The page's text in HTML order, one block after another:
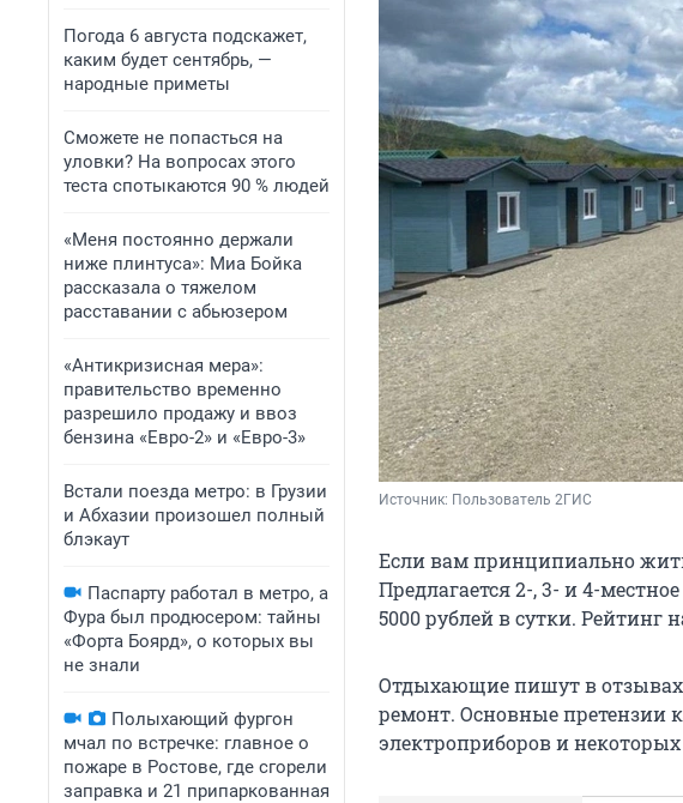
Погода 6 августа подскажет,
каким будет сентябрь, —
народные приметы
Сможете не попасться на
уловки? На вопросах этого
теста спотыкаются 90 % людей
«Меня постоянно держали
ниже плинтуса»: Миа Бойка
рассказала о тяжелом
расставании с абьюзером
«Антикризисная мера»:
правительство временно
разрешило продажу и ввоз
бензина «Евро-2» и «Евро-3»
Встали поезда метро: в Грузии
и Абхазии произошел полный
блэкаут
Паспарту работал в метро, а
Фура был продюсером: тайны
«Форта Боярд», о которых вы
не знали
Полыхающий фургон
мчал по встречке: главное о
пожаре в Ростове, где сгорели
заправка и 21 припаркованная
Источник: Пользователь 2ГИС
Если вам принципиально
Предлагается 2-, 3- и 4-
5000 рублейв сутки. Рейтинг
Отдыхающие пишут в отзывах
ремонт. Основные претензии
электроприборов и некоторых